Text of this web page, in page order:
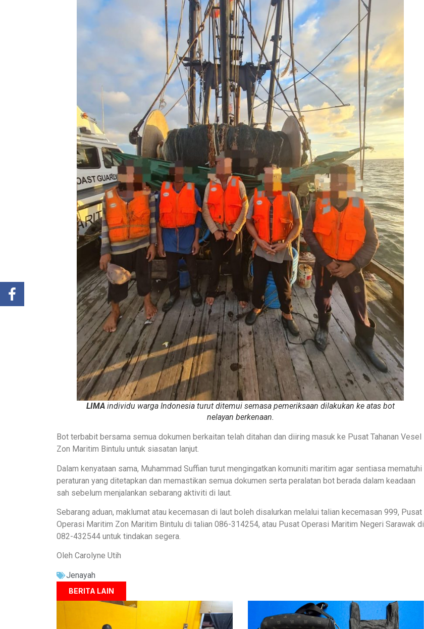
LIMA individu warga Indonesia turut ditemui semasa pemeriksaan dilakukan ke atas bot
nelayan berkenaan.
Bot terbabit bersama semua dokumen berkaitan telah ditahan dan diiring masuk ke Pusat Tahanan Vesel
Zon Maritim Bintulu untuk siasatan lanjut.
Dalam kenyataan sama, Muhammad Suffian turut mengingatkan komuniti maritim agar sentiasa mematuhi
peraturan yang ditetapkan dan memastikan semua dokumen serta peralatan bot berada dalam keadaan
sah sebelum menjalankan sebarang aktiviti di laut.
Sebarang aduan, maklumat atau kecemasan di laut boleh disalurkan melalui talian kecemasan 999, Pusat
Operasi Maritim Zon Maritim Bintulu di talian 086-314254, atau Pusat Operasi Maritim Negeri Sarawak di
082-432544 untuk tindakan segera.
Oleh Carolyne Utih
Jenayah
BERITA LAIN